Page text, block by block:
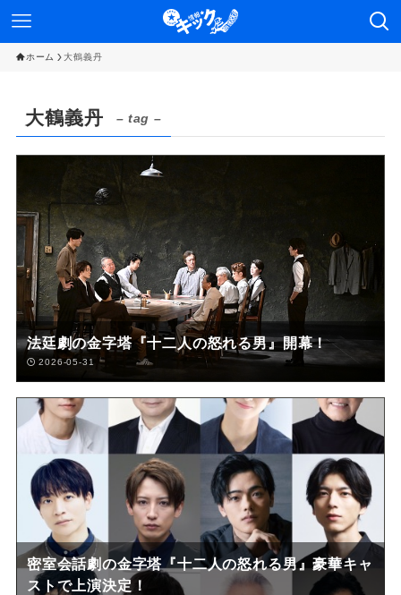
ホーム 大鶴義丹
大鶴義丹 – tag –
法廷劇の金字塔『十二人の怒れる男』開幕！
2026-05-31
密室会話劇の金字塔『十二人の怒れる男』豪華キャ
ストで上演決定！